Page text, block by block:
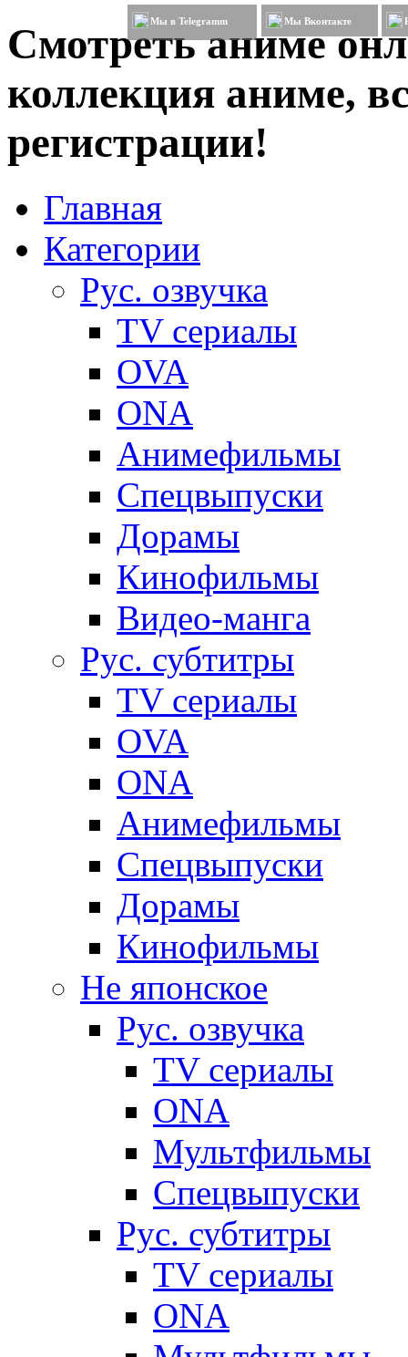
Смотреть аниме
коллекция аниме,
регистрации!
Мы в Telegramm Мы Вконтакте
Главная
Категории
Рус. озвучка
TV сериалы
OVA
ONA
Анимефильмы
Спецвыпуски
Дорамы
Кинофильмы
Видео-манга
Рус. субтитры
TV сериалы
OVA
ONA
Анимефильмы
Спецвыпуски
Дорамы
Кинофильмы
Не японское
Рус. озвучка
TV сериалы
ONA
Мультфильмы
Спецвыпуски
Рус. субтитры
TV сериалы
ONA